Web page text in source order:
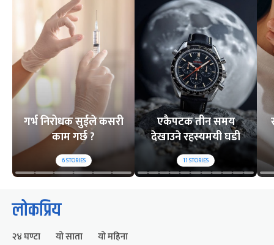
गर्भ निरोधक सुईले कसरी
काम गर्छ ?
6STORIES
एकैपटक तीन समय
देखाउने रहस्यमयी घडी
11STORIES
लोकप्रिय
२४ घण्टा यो साता यो महिना